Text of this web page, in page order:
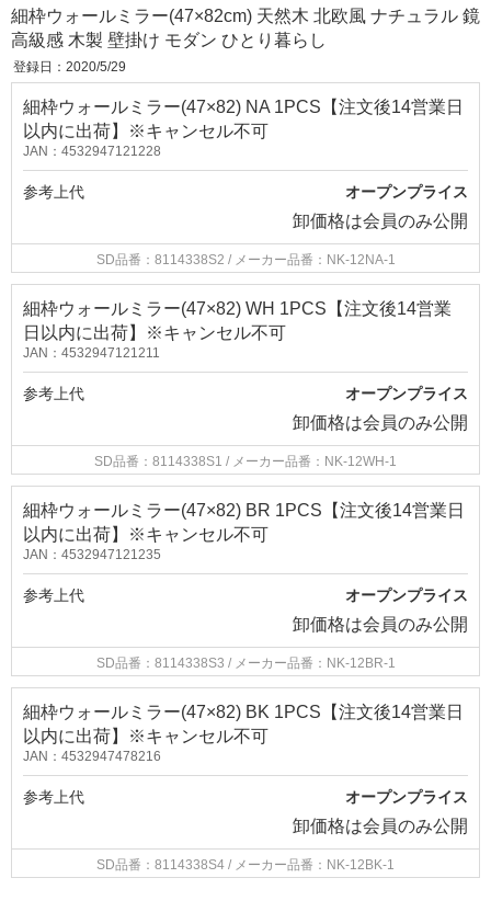
細枠ウォールミラー(47×82cm) 天然木 北欧風 ナチュラル 鏡
高級感 木製 壁掛け モダン ひとり暮らし
登録日：2020/5/29
細枠ウォールミラー(47×82) NA 1PCS【注文後14営業日
以内に出荷】※キャンセル不可
JAN：4532947121228
参考上代 オープンプライス
卸価格は会員のみ公開
SD品番：8114338S2 / メーカー品番：NK-12NA-1
細枠ウォールミラー(47×82) WH 1PCS【注文後14営業
日以内に出荷】※キャンセル不可
JAN：4532947121211
参考上代 オープンプライス
卸価格は会員のみ公開
SD品番：8114338S1 / メーカー品番：NK-12WH-1
細枠ウォールミラー(47×82) BR 1PCS【注文後14営業日
以内に出荷】※キャンセル不可
JAN：4532947121235
参考上代 オープンプライス
卸価格は会員のみ公開
SD品番：8114338S3 / メーカー品番：NK-12BR-1
細枠ウォールミラー(47×82) BK 1PCS【注文後14営業日
以内に出荷】※キャンセル不可
JAN：4532947478216
参考上代 オープンプライス
卸価格は会員のみ公開
SD品番：8114338S4 / メーカー品番：NK-12BK-1